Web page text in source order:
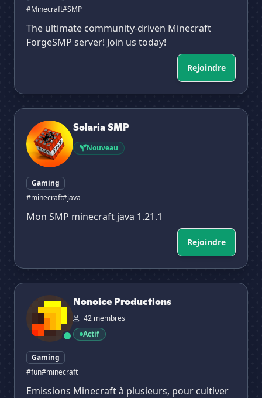
#Minecraft#SMP
The ultimate community-driven Minecraft
ForgeSMP server! Join us today!
Rejoindre
Solaria SMP
Solaria SMP
Nouveau
Gaming
#minecraft#java
Mon SMP minecraft java 1.21.1
Rejoindre
Nonoice Productions
Nonoice Productions
42 membres
Actif
Gaming
#fun#minecraft
Emissions Minecraft à plusieurs, pour cultiver